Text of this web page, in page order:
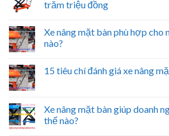
trăm triệu đồng
Xe nâng mặt bàn phù hợp cho
nào?
15 tiêu chí đánh giá xe nâng
Xe nâng mặt bàn giúp doanh
thế nào?